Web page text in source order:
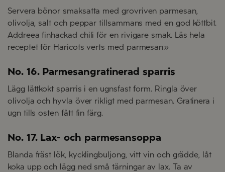
Servera bönor smaksatta med grovriven parmesan,
olivolja, salt och peppar tillsammans med en god köttbit.
Addreea finhackad chili för en rivigare smak. Läs hela
receptet för Haricots verts med parmesan»
No. 16. Parmesangratinerad sparris
Lägg lättkokt sparris i en ugnsfast form. Ringla över
olivolja och hyvla över rikligt med parmesan. Gratinera i
ugn tills osten fått fin färg.
No. 17. Lax- och parmesansoppa
Blanda fräst lök, kycklingbuljong, vitt vin och grädde, låt
koka upp och lägg ned små tärningar av lax. Ta av